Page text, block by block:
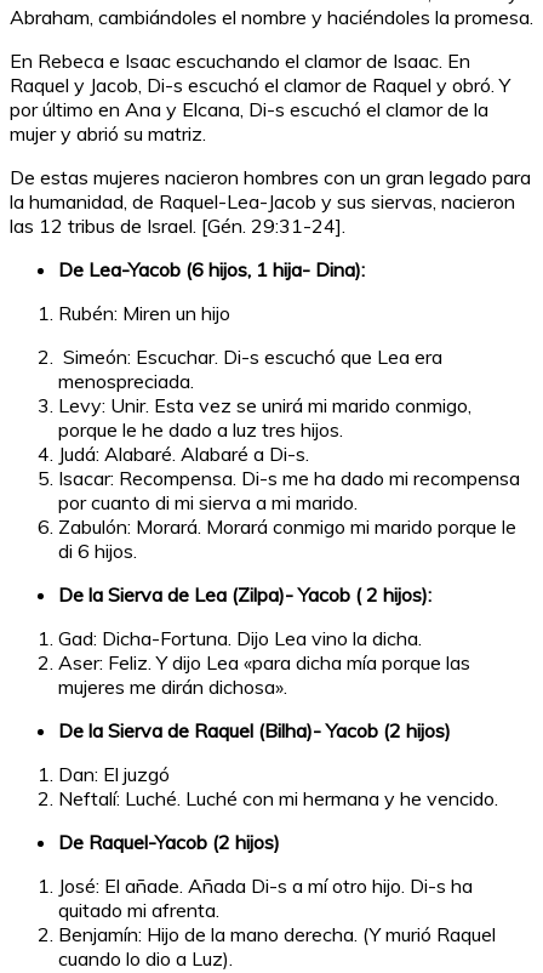
Abraham, cambiándoles el nombre y haciéndoles la promesa.
En Rebeca e Isaac escuchando el clamor de Isaac. En
Raquel y Jacob, Di-s escuchó el clamor de Raquel y obró. Y
por último en Ana y Elcana, Di-s escuchó el clamor de la
mujer y abrió su matriz.
De estas mujeres nacieron hombres con un gran legado para
la humanidad, de Raquel-Lea-Jacob y sus siervas, nacieron
las 12 tribus de Israel. [Gén. 29:31-24].
De Lea-Yacob (6 hijos, 1 hija- Dina):
Rubén: Miren un hijo
Simeón: Escuchar. Di-s escuchó que Lea era
menospreciada.
Levy: Unir. Esta vez se unirá mi marido conmigo,
porque le he dado a luz tres hijos.
Judá: Alabaré. Alabaré a Di-s.
Isacar: Recompensa. Di-s me ha dado mi recompensa
por cuanto di mi sierva a mi marido.
Zabulón: Morará. Morará conmigo mi marido porque le
di 6 hijos.
De la Sierva de Lea (Zilpa)- Yacob ( 2 hijos):
Gad: Dicha-Fortuna. Dijo Lea vino la dicha.
Aser: Feliz. Y dijo Lea «para dicha mía porque las
mujeres me dirán dichosa».
De la Sierva de Raquel (Bilha)- Yacob (2 hijos)
Dan: El juzgó
Neftalí: Luché. Luché con mi hermana y he vencido.
De Raquel-Yacob (2 hijos)
José: El añade. Añada Di-s a mí otro hijo. Di-s ha
quitado mi afrenta.
Benjamín: Hijo de la mano derecha. (Y murió Raquel
cuando lo dio a Luz).